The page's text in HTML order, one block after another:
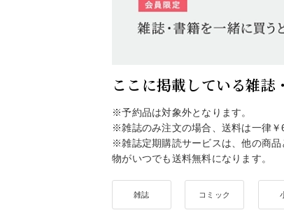
雑誌･書籍(一緒に買うと送料無料)
ここに掲載している雑誌
※予約品は対象外となります。
※雑誌のみ注文の場合、送料は一律￥
※雑誌定期購読サービスは、他の商
物がいつでも送料無料になります。
雑誌 コミック